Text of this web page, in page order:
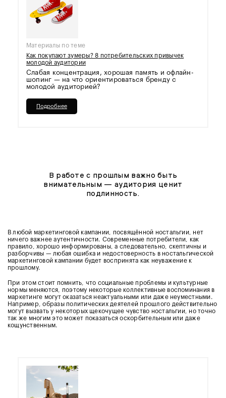
Материалы по теме
Как покупают зумеры? 8 потребительских привычек
молодой аудитории
Слабая концентрация, хорошая память и офлайн-
шопинг — на что ориентироваться бренду с
молодой аудиторией?
Подробнее
В работе с прошлым важно быть
внимательным — аудитория ценит
подлинность.
В любой маркетинговой кампании, посвящённой ностальгии, нет
ничего важнее аутентичности. Современные потребители, как
правило, хорошо информированы, а следовательно, скептичны и
разборчивы — любая ошибка и недостоверность в ностальгической
маркетинговой кампании будет воспринята как неуважение к
прошлому.
При этом стоит помнить, что социальные проблемы и культурные
нормы меняются, поэтому некоторые коллективные воспоминания в
маркетинге могут оказаться неактуальными или даже неуместными.
Например, образы политических деятелей прошлого действительно
могут вызвать у некоторых щекочущее чувство ностальгии, но точно
так же многим это может показаться оскорбительным или даже
кощунственным.